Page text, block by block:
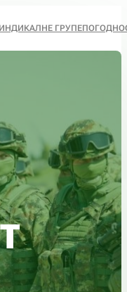
ГРУПЕ